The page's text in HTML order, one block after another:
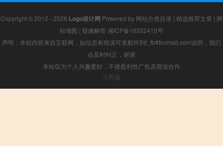
Copyright © 2012 - 2026 Logo设计网 Powered by 网站分类目录 | 精选推荐文章 | 网
站地图 | 疑难解答 湘ICP备16332410号
声明：本站内容来自互联网，如信息有错误可发邮件到f_fb#foxmail.com说明，我们
会及时纠正，谢谢
本站仅为个人兴趣爱好，不接盈利性广告及商业合作
小男孩